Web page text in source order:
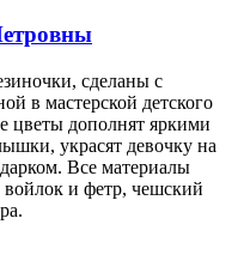
сделаны с
в мастерской детского
цветы дополнят яркими
украсят девочку на
Все материалы
и фетр, чешский